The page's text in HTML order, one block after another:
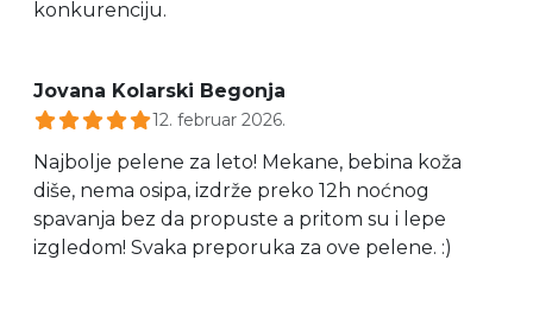
konkurenciju.
Jovana Kolarski Begonja
12. februar 2026.
Najbolje pelene za leto! Mekane, bebina koža
diše, nema osipa, izdrže preko 12h noćnog
spavanja bez da propuste a pritom su i lepe
izgledom! Svaka preporuka za ove pelene. :)